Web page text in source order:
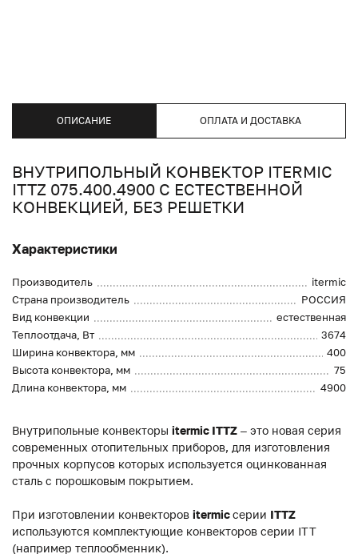
ОПИСАНИЕ ОПЛАТА И ДОСТАВКА
ВНУТРИПОЛЬНЫЙ КОНВЕКТОР ITERMIC
ITTZ 075.400.4900 С ЕСТЕСТВЕННОЙ
КОНВЕКЦИЕЙ, БЕЗ РЕШЕТКИ
Характеристики
Производитель
itermic
Страна производитель
РОССИЯ
Вид конвекции
естественная
Теплоотдача, Вт
3674
Ширина конвектора, мм
400
Высота конвектора, мм
75
Длина конвектора, мм
4900
Внутрипольные конвекторы itermic ITTZ – это новая серия
современных отопительных приборов, для изготовления
прочных корпусов которых используется оцинкованная
сталь с порошковым покрытием.
При изготовлении конвекторов itermicсерии ITTZ
используются комплектующие конвекторов серии ITT
(например теплообменник).